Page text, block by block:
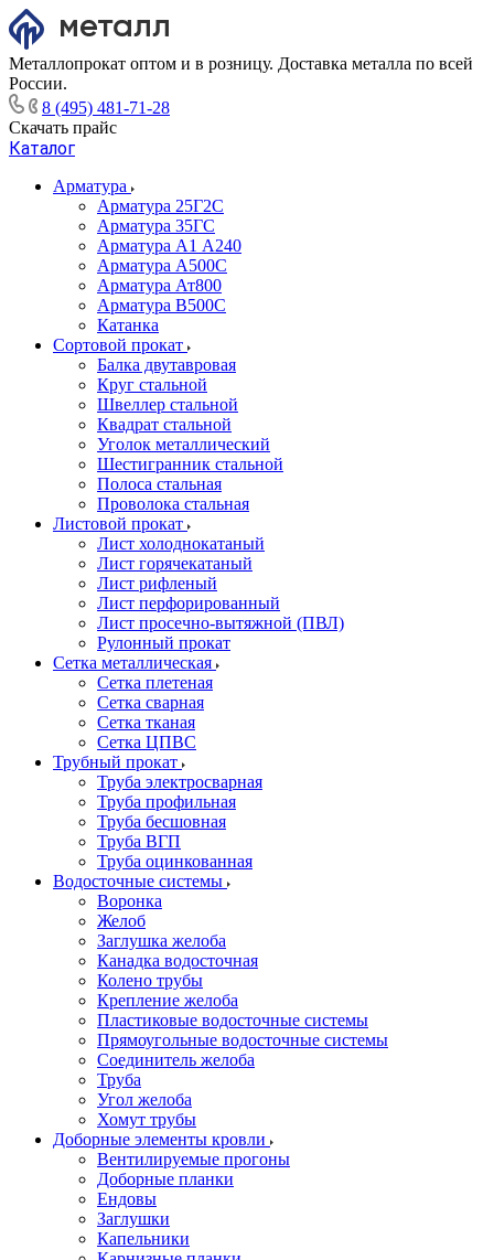
Металлопрокат оптом и в розницу. Доставка металла по всей
России.
8 (495) 481-71-28
Скачать прайс
Каталог
Арматура
Арматура 25Г2С
Арматура 35ГС
Арматура А1 А240
Арматура А500С
Арматура Ат800
Арматура В500С
Катанка
Сортовой прокат
Балка двутавровая
Круг стальной
Швеллер стальной
Квадрат стальной
Уголок металлический
Шестигранник стальной
Полоса стальная
Проволока стальная
Листовой прокат
Лист холоднокатаный
Лист горячекатаный
Лист рифленый
Лист перфорированный
Лист просечно-вытяжной (ПВЛ)
Рулонный прокат
Сетка металлическая
Сетка плетеная
Сетка сварная
Сетка тканая
Сетка ЦПВС
Трубный прокат
Труба электросварная
Труба профильная
Труба бесшовная
Труба ВГП
Труба оцинкованная
Водосточные системы
Воронка
Желоб
Заглушка желоба
Канадка водосточная
Колено трубы
Крепление желоба
Пластиковые водосточные системы
Прямоугольные водосточные системы
Соединитель желоба
Труба
Угол желоба
Хомут трубы
Доборные элементы кровли
Вентилируемые прогоны
Доборные планки
Ендовы
Заглушки
Капельники